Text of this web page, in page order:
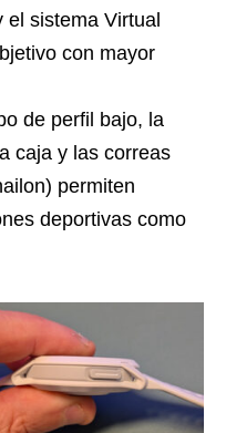
sistema Virtual
con mayor
de perfil bajo, la
caja y las correas
permiten
deportivas como